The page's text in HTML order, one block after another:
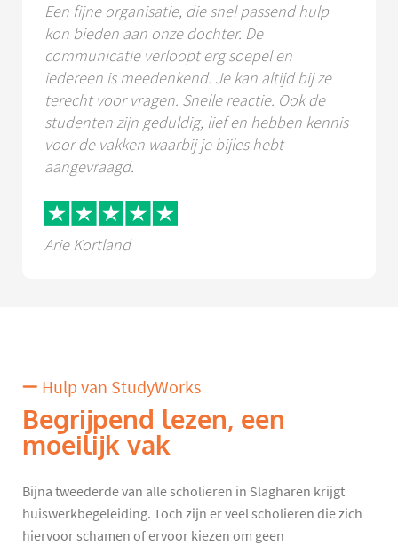
Een fijne organisatie, die snel passend hulp
kon bieden aan onze dochter. De
communicatie verloopt erg soepel en
iedereen is meedenkend. Je kan altijd bij ze
terecht voor vragen. Snelle reactie. Ook de
studenten zijn geduldig, lief en hebben kennis
voor de vakken waarbij je bijles hebt
aangevraagd.
Arie Kortland
Hulp van StudyWorks
Begrijpend lezen, een
moeilijk vak
Bijna tweederde van alle scholieren in Slagharen krijgt
huiswerkbegeleiding. Toch zijn er veel scholieren die zich
hiervoor schamen of ervoor kiezen om geen